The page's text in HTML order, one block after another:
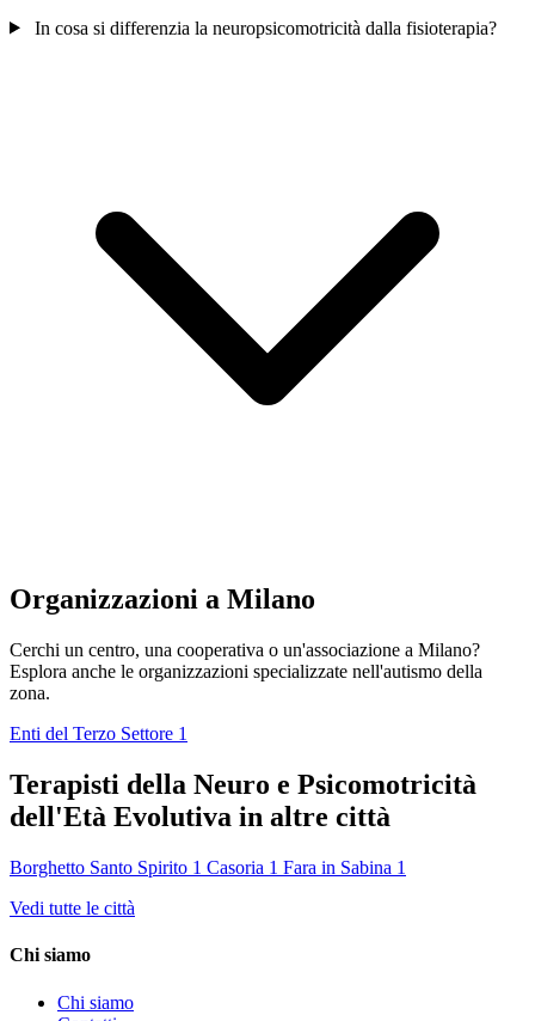
In cosa si differenzia la neuropsicomotricità dalla fisioterapia?
Organizzazioni a Milano
Cerchi un centro, una cooperativa o un'associazione a Milano?
Esplora anche le organizzazioni specializzate nell'autismo della
zona.
Enti del Terzo Settore 1
Terapisti della Neuro e Psicomotricità
dell'Età Evolutiva in altre città
Borghetto Santo Spirito 1 Casoria 1 Fara in Sabina 1
Vedi tutte le città
Chi siamo
Chi siamo